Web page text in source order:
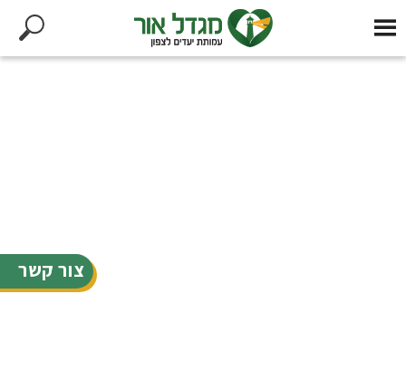
צור קשר